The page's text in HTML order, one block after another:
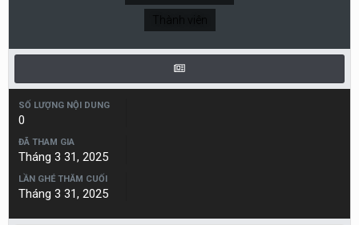
Thành viên
SỐ LƯỢNG NỘI DUNG
0
ĐÃ THAM GIA
Tháng 3 31, 2025
LẦN GHÉ THĂM CUỐI
Tháng 3 31, 2025